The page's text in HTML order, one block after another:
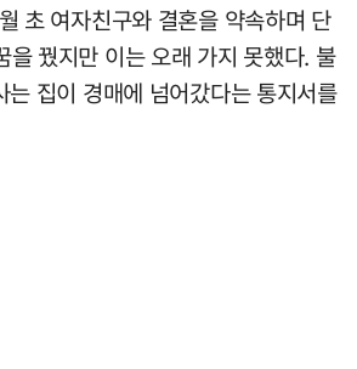
초 여자친구와 결혼을 약속하며 단
을 꿨지만 이는 오래 가지 못했다. 불
집이 경매에 넘어갔다는 통지서를